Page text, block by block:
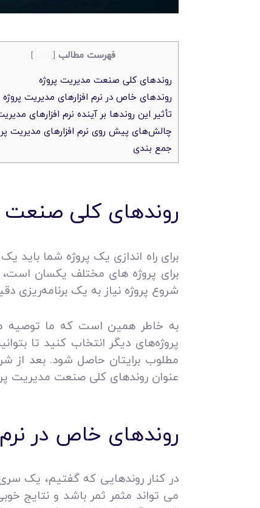
فهرست مطالب [ بستن]
روندهای کلی صنعت مدیریت پروژه
روندهای خاص در نرم افزارهای مدیریت پروژه
تأثیر این روندها بر آینده نرم افزارهای
چالش‌های پیش روی نرم افزارهای مدیریت
جمع بندی
روندهای کلی صنعت
برای راه‌ اندازی یک پروژه شما
برای پروژه‌ های مختلف یکسان
شروع پروژه نیاز به یک برنامه‌ریزی
به خاطر همین است که ما توصیه
پروژه‌های دیگر انتخاب کنید تا
مطلوب برایتان حاصل شود. بعد از
عنوان روندهای کلی صنعت مدیریت
روندهای خاص در
در کنار روندهایی که گفتیم، یک
می‌ تواند مثمر ثمر باشد و نتایج